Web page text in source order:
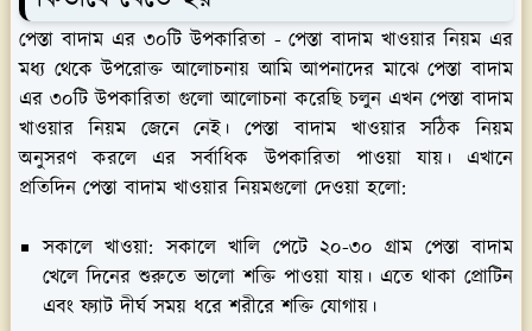
পেস্তা বাদাম এর ৩০টি উপকারিতা - পেস্তা বাদাম খাওয়ার নিয়ম এর
মধ্য থেকে উপরোক্ত আলোচনায় আমি আপনাদের মাঝে পেস্তা বাদাম
এর ৩০টি উপকারিতা গুলো আলোচনা করেছি চলুন এখন পেস্তা বাদাম
খাওয়ার নিয়ম জেনে নেই। পেস্তা বাদাম খাওয়ার সঠিক নিয়ম
অনুসরণ করলে এর সর্বাধিক উপকারিতা পাওয়া যায়। এখানে
প্রতিদিন পেস্তা বাদাম খাওয়ার নিয়মগুলো দেওয়া হলো:
সকালে খাওয়া: সকালে খালি পেটে ২০-৩০ গ্রাম পেস্তা বাদাম
খেলে দিনের শুরুতে ভালো শক্তি পাওয়া যায়। এতে থাকা প্রোটিন
এবং ফ্যাট দীর্ঘ সময় ধরে শরীরে শক্তি যোগায়।